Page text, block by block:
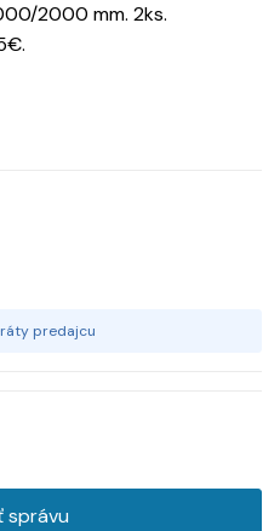
2000 mm. 2ks.
predajcu
správu